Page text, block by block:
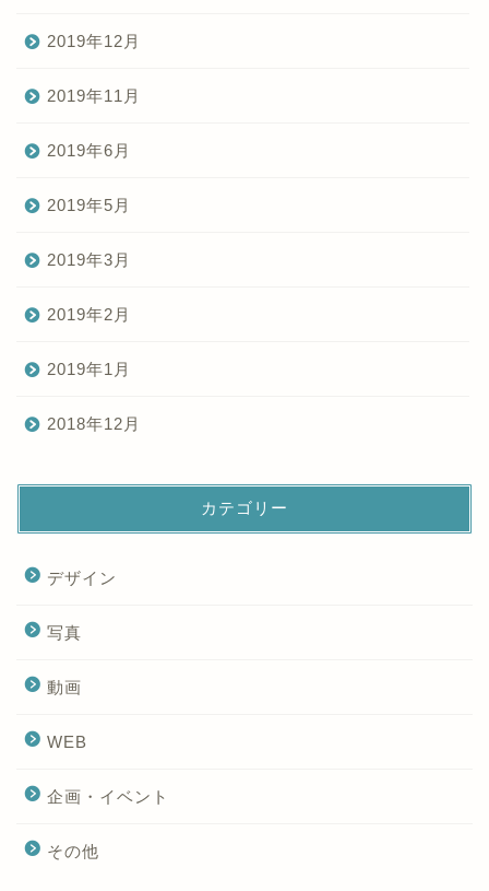
2019年12月
2019年11月
2019年6月
2019年5月
2019年3月
2019年2月
2019年1月
2018年12月
カテゴリー
デザイン
写真
動画
WEB
企画・イベント
その他